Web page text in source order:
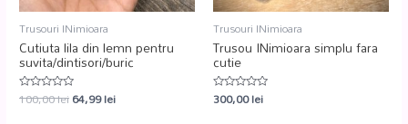
Trusouri INimioara
Cutiuta lila din lemn pentru
suvita/dintisori/buric
Evaluat
la
100,00lei64,99lei
Trusouri INimioara
Trusou INimioara simplu fara
cutie
Evaluat
la
300,00lei